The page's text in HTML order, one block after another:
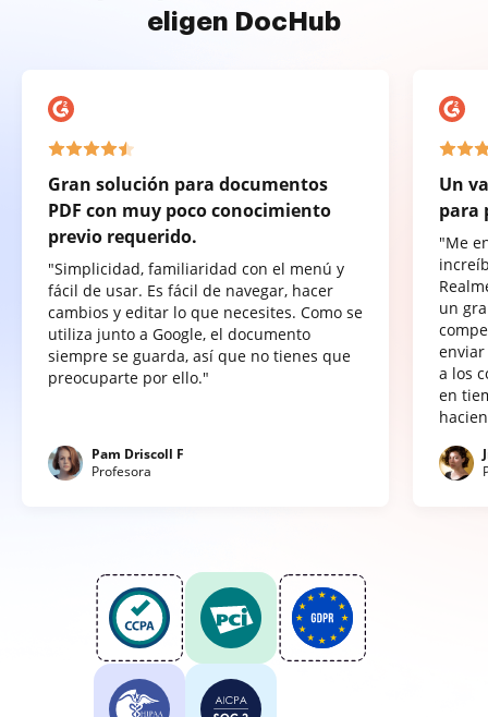
eligen DocHub
Gran solución para documentos
PDF con muy poco conocimiento
previo requerido.
"Simplicidad, familiaridad con el menú y
fácil de usar. Es fácil de navegar, hacer
cambios y editar lo que necesites. Como se
utiliza junto a Google, el documento
siempre se guarda, así que no tienes que
preocuparte por ello."
Pam Driscoll F
Profesora
Un
para
"Me
un
a los
en